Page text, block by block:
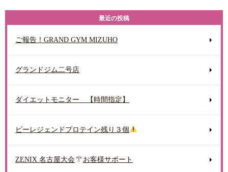
最近の投稿
ご報告！GRAND GYM MIZUHO
グランドジム二号店
ダイエットモニター 【時間指定】
ビーレジェンドプロテイン残り３個
ZENIX 名古屋大会 お客様サポート